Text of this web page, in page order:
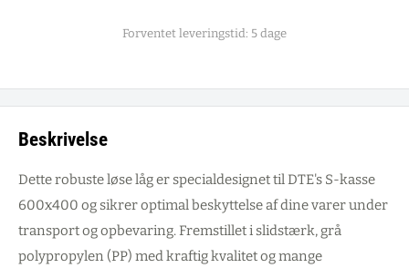
Forventet leveringstid: 5 dage
Beskrivelse
Dette robuste løse låg er specialdesignet til DTE's S-kasse
600x400 og sikrer optimal beskyttelse af dine varer under
transport og opbevaring. Fremstillet i slidstærk, grå
polypropylen (PP) med kraftig kvalitet og mange